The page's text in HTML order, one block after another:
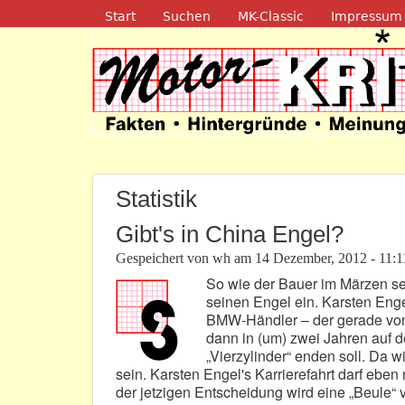
Navigation
Start Suchen MK-Classic Impressum
Motor-
Statistik
Gibt's in China Engel?
Gespeichert von wh am 14 Dezember, 2012 -
So wie der Bauer im Märzen
seinen Engel ein. Karsten
BMW-Händler – der gerade
dann in (um) zwei Jahren auf
„Vierzylinder“ enden soll. Da
sein. Karsten Engel's Karrierefahrt darf
der jetzigen Entscheidung wird eine „Beule“